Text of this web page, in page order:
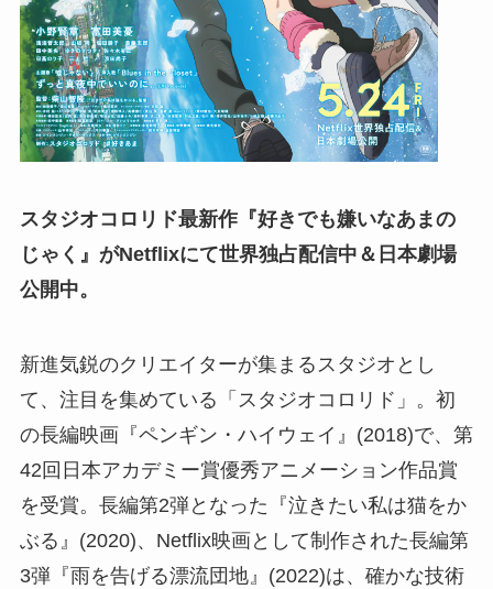
スタジオコロリド最新作『好きでも嫌いなあまの
じゃく』がNetflixにて世界独占配信中＆日本劇場
公開中。
新進気鋭のクリエイターが集まるスタジオとし
て、注目を集めている「スタジオコロリド」。初
の長編映画『ペンギン・ハイウェイ』(2018)で、第
42回日本アカデミー賞優秀アニメーション作品賞
を受賞。長編第2弾となった『泣きたい私は猫をか
ぶる』(2020)、Netflix映画として制作された長編第
3弾『雨を告げる漂流団地』(2022)は、確かな技術